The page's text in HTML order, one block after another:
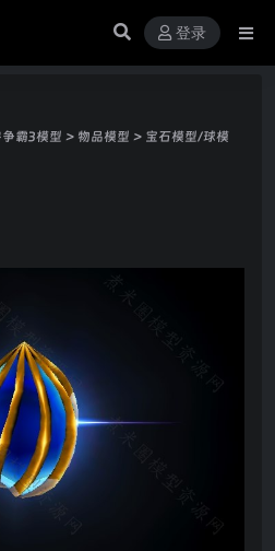
登录
霸3模型 > 物品模型 > 宝石模型/球模